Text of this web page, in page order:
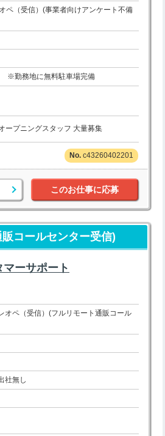
ペ（受信）(事業者向けアンケート不備
※勤務地に無料駐車場完備
ープニングスタッフ 大量募集
c43260402201
このお仕事に応募
コールセンター受信)
ーサポート
オペ（受信）(フルリモート通販コール
社無し